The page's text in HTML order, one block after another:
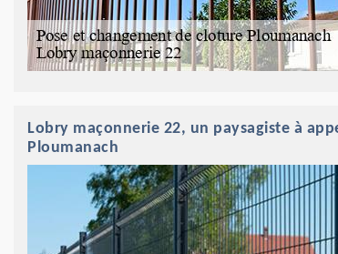
Lobry maçonnerie 22, un paysagiste à
Ploumanach